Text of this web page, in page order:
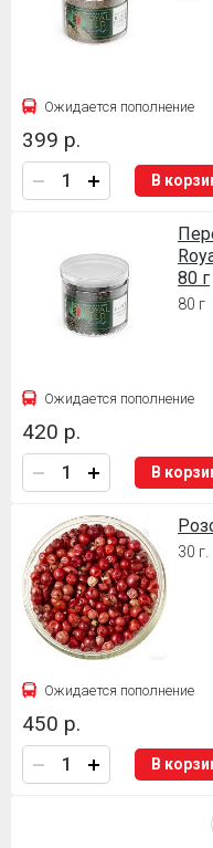
Ожидается пополнение
399 р.
В
80 г
80 г
Ожидается пополнение
420 р.
В
30 г.
Ожидается пополнение
450 р.
В